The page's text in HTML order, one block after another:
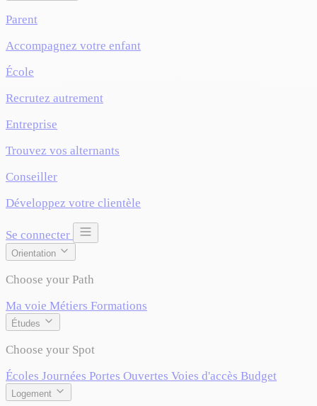
Parent
Accompagnez votre enfant
École
Recrutez autrement
Entreprise
Trouvez vos alternants
Conseiller
Développez votre clientèle
Se connecter
Orientation
Choose your Path
Ma voie Métiers Formations
Études
Choose your Spot
Écoles Journées Portes Ouvertes Voies d'accès Budget
Logement